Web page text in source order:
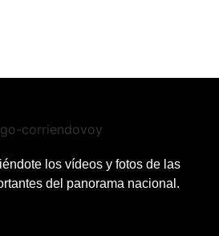
los vídeos y fotos de las
del panorama nacional.